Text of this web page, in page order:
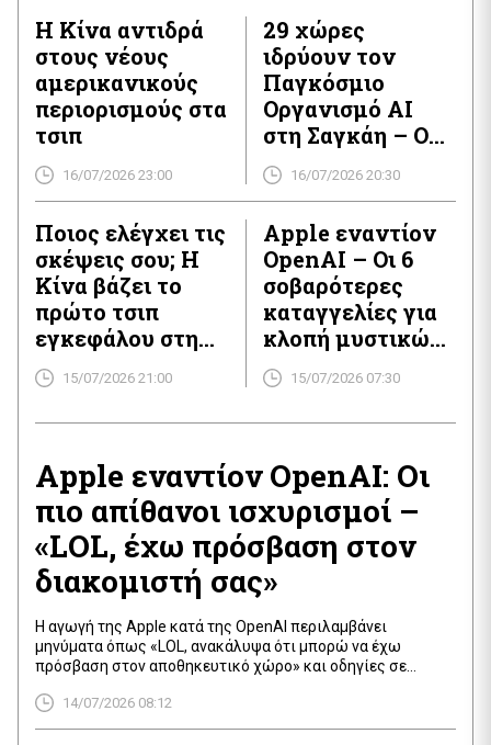
Η Κίνα αντιδρά
στους νέους
αμερικανικούς
περιορισμούς στα
τσιπ
16/07/2026 23:00
29 χώρες
ιδρύουν τον
Παγκόσμιο
Οργανισμό AI
στη Σαγκάη – Ο
Γκουτέρες
παρών
16/07/2026 20:30
Ποιος ελέγχει τις
σκέψεις σου; Η
Κίνα βάζει το
πρώτο τσιπ
εγκεφάλου στην
αγορά15/07/2026 21:00
Apple εναντίον
OpenAI – Οι 6
σοβαρότερες
καταγγελίες για
κλοπή μυστικών
και το νέο
μέτωπο στην AI
συσκευή
15/07/2026 07:30
Apple εναντίον OpenAI: Οι
πιο απίθανοι ισχυρισμοί –
«LOL, έχω πρόσβαση στον
διακομιστή σας»
Η αγωγή της Apple κατά της OpenAI περιλαμβάνει
μηνύματα όπως «LOL, ανακάλυψα ότι μπορώ να έχω
πρόσβαση στον αποθηκευτικό χώρο» και οδηγίες σε
Apple στις συνεντεύξεις.
14/07/2026 08:12